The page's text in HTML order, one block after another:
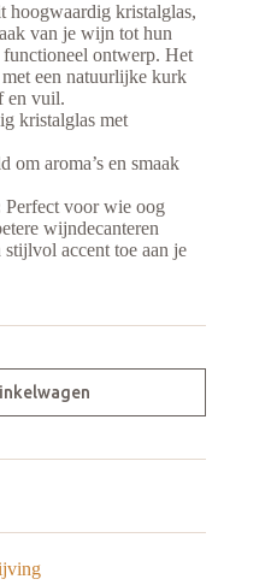
hoogwaardig kristalglas,
van je wijn tot hun
ontwerp. Het
een natuurlijke kurk
en vuil.
kristalglas met
om aroma’s en smaak
Perfect voor wie oog
wijndecanteren
accent toe aan je